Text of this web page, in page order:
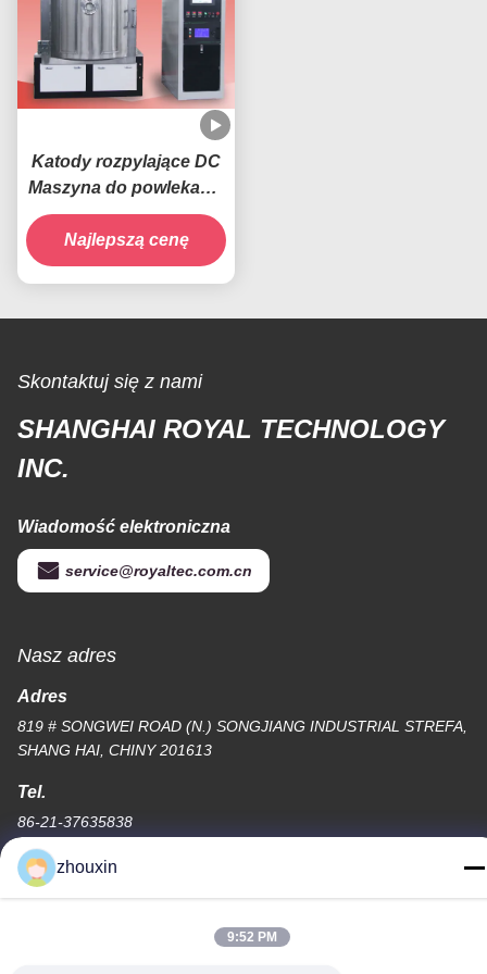
Aluminium Metallizer
Katody rozpylające DC
Maszyna do powlekania
PVD do lusterek
samochodowych /
Maszyna do
samochodów z
Napylanie chromem
Najlepszą cenę
Skontaktuj się z nami
SHANGHAI ROYAL TECHNOLOGY
INC.
Wiadomość elektroniczna
service@royaltec.com.cn
Nasz adres
Adres
819 # SONGWEI ROAD (N.) SONGJIANG INDUSTRIAL STREFA,
SHANG HAI, CHINY 201613
Tel.
86-21-37635838
Polityka prywatności|
zhouxin
9:52 PM